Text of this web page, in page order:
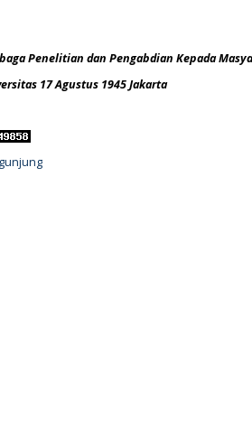
Penelitian dan Pengabdian Kepada
17 Agustus 1945 Jakarta